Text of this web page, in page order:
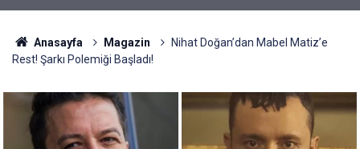
Anasayfa Magazin
Nihat Doğan’dan Mabel Matiz’e
Rest! Şarkı Polemiği Başladı!